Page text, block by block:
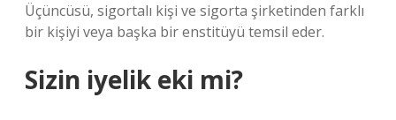
Üçüncüsü, sigortalı kişi ve sigorta şirketinden farklı
bir kişiyi veya başka bir enstitüyü temsil eder.
Sizin iyelik eki mi?